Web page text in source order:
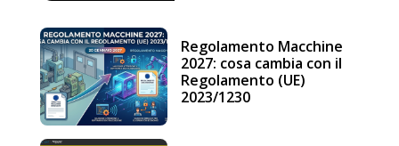
Regolamento Macchine
2027: cosa cambia con il
Regolamento (UE)
2023/1230